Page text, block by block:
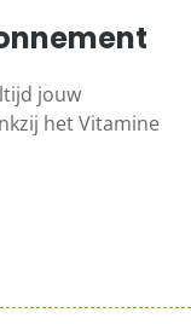
jouw
het Vitamine